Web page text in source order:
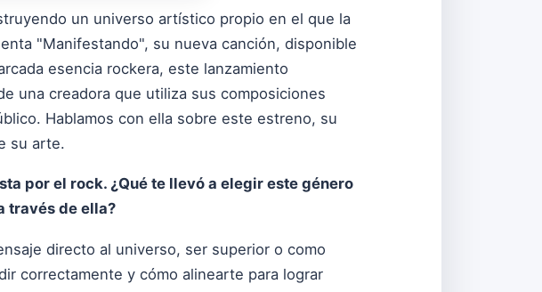
un universo artístico propio en el que la
"Manifestando", su nueva canción, disponible
esencia rockera, este lanzamiento
una creadora que utiliza sus composiciones
Hablamos con ella sobre este estreno, su
su arte.
por el rock. ¿Qué te llevó a elegir este género
través de ella?
directo al universo, ser superior o como
correctamente y cómo alinearte para lograr